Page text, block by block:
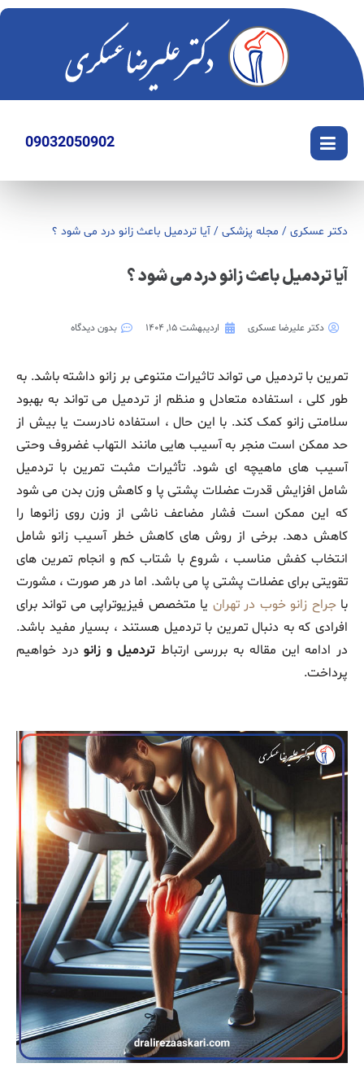
09032050902
دکتر عسکری / مجله پزشکی / آیا تردمیل باعث زانو درد می شود ؟
آیا تردمیل باعث زانو درد می شود ؟
دکتر علیرضا عسکری اردیبهشت ۱۵, ۱۴۰۴ بدون دیدگاه
تمرین با تردمیل می ‌تواند تاثیرات متنوعی بر زانو داشته باشد. به
طور کلی ، استفاده متعادل و منظم از تردمیل می ‌تواند به بهبود
سلامتی زانو کمک کند. با این حال ، استفاده نادرست یا بیش از
حد ممکن است منجر به آسیب ‌هایی مانند التهاب غضروف وحتی
آسیب های ماهیچه ‌ای شود. تأثیرات مثبت تمرین با تردمیل
شامل افزایش قدرت عضلات پشتی پا و کاهش وزن بدن می‌ شود
که این ممکن است فشار مضاعف ناشی از وزن روی زانوها را
کاهش دهد. برخی از روش ‌های کاهش خطر آسیب زانو شامل
انتخاب کفش مناسب ، شروع با شتاب کم و انجام تمرین‌ های
تقویتی برای عضلات پشتی پا می‌ باشد. اما در هر صورت ، مشورت
باجراح زانو خوب در تهران یا متخصص فیزیوتراپی می ‌تواند برای
افرادی که به دنبال تمرین با تردمیل هستند ، بسیار مفید باشد.
در ادامه این مقاله به بررسی ارتباطتردمیل و زانودرد خواهیم
پرداخت.